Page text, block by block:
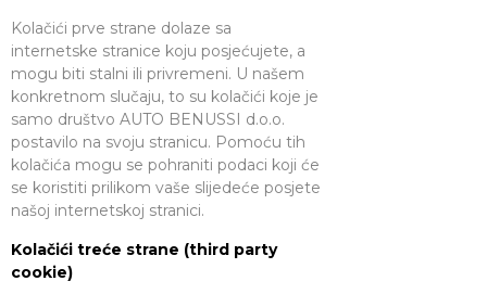
Kolačići prve strane dolaze sa
internetske stranice koju posjećujete, a
mogu biti stalni ili privremeni. U našem
konkretnom slučaju, to su kolačići koje je
samo društvo AUTO BENUSSI d.o.o.
postavilo na svoju stranicu. Pomoću tih
kolačića mogu se pohraniti podaci koji će
se koristiti prilikom vaše slijedeće posjete
našoj internetskoj stranici.
Kolačići treće strane (third party
cookie)